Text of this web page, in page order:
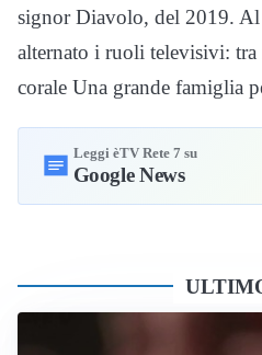
signor Diavolo, del 2019. Al
alternato i ruoli televisivi: tra
corale Una grande famiglia
Leggi èTV Rete 7 su
Google News